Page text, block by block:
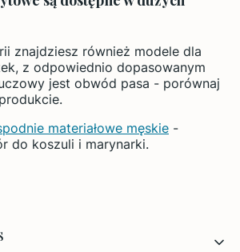
znajdziesz również modele dla
z odpowiednio dopasowanym
jest obwód pasa - porównaj
materiałowe męskie -
do koszuli i marynarki.